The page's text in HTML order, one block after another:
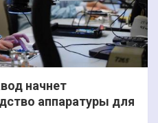
начнет
аппаратуры для